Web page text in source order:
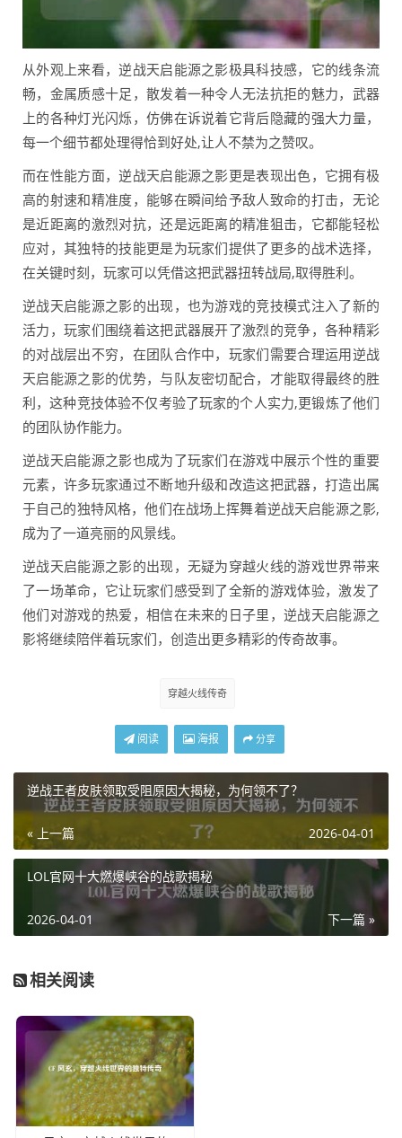
从外观上来看，逆战天启能源之影极具科技感，它的线条流
畅，金属质感十足，散发着一种令人无法抗拒的魅力，武器
上的各种灯光闪烁，仿佛在诉说着它背后隐藏的强大力量，
每一个细节都处理得恰到好处,让人不禁为之赞叹。
而在性能方面，逆战天启能源之影更是表现出色，它拥有极
高的射速和精准度，能够在瞬间给予敌人致命的打击，无论
是近距离的激烈对抗，还是远距离的精准狙击，它都能轻松
应对，其独特的技能更是为玩家们提供了更多的战术选择，
在关键时刻，玩家可以凭借这把武器扭转战局,取得胜利。
逆战天启能源之影的出现，也为游戏的竞技模式注入了新的
活力，玩家们围绕着这把武器展开了激烈的竞争，各种精彩
的对战层出不穷，在团队合作中，玩家们需要合理运用逆战
天启能源之影的优势，与队友密切配合，才能取得最终的胜
利，这种竞技体验不仅考验了玩家的个人实力,更锻炼了他们
的团队协作能力。
逆战天启能源之影也成为了玩家们在游戏中展示个性的重要
元素，许多玩家通过不断地升级和改造这把武器，打造出属
于自己的独特风格，他们在战场上挥舞着逆战天启能源之影,
成为了一道亮丽的风景线。
逆战天启能源之影的出现，无疑为穿越火线的游戏世界带来
了一场革命，它让玩家们感受到了全新的游戏体验，激发了
他们对游戏的热爱，相信在未来的日子里，逆战天启能源之
影将继续陪伴着玩家们，创造出更多精彩的传奇故事。
穿越火线传奇
阅读 海报 分享
逆战王者皮肤领取受阻原因大揭秘，为何领不了？
« 上一篇 2026-04-01
LOL官网十大燃爆峡谷的战歌揭秘
下一篇 »
2026-04-01
相关阅读